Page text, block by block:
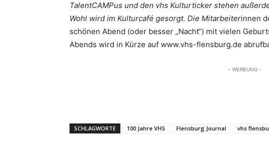
TalentCAMPus und den vhs Kulturticker stehen
Wohl wird im Kulturcafé gesorgt. Die Mitarbeiterinnen
schönen Abend (oder besser „Nacht“) mit vielen
Abends wird in Kürze auf www.vhs-flensburg.de
- WERBUNG -
SCHLAGWORTE 100 Jahre VHS Flensburg Journal vhs